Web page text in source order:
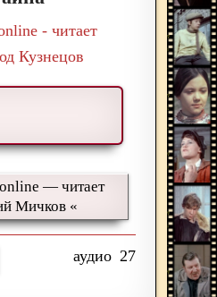
- читает
Кузнецов
— читает
Мичков «
27